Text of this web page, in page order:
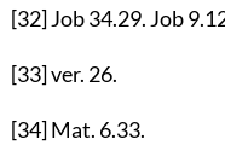
[32]Job34.29. Job
[33]ver. 26.
[34]Mat. 6.33.